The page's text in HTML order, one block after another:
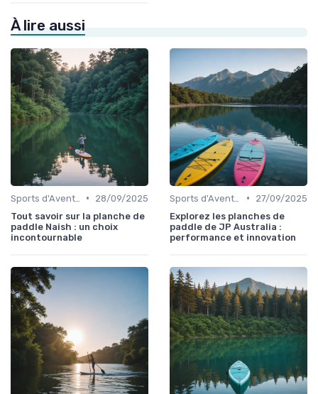
À lire aussi
•
28/09/2025
Tout savoir sur la planche de
paddle Naish : un choix
incontournable
•
27/09/2025
Explorez les planches de
paddle de JP Australia :
performance et innovation